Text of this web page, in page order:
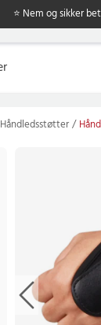
⭐ Nem og sikker
Håndledsstøtter